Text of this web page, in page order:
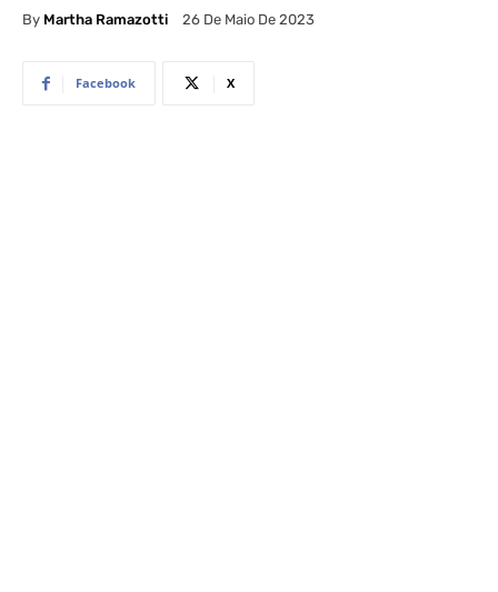
By Martha Ramazotti 26 De Maio De 2023
Facebook X